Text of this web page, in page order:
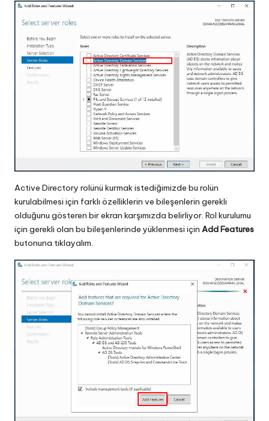
Active Directory rolünü kurmak istediğimizde bu rolün
kurulabilmesi için farklı özelliklerin ve bileşenlerin gerekli
olduğunu gösteren bir ekran karşımızda belirliyor. Rol kurulumu
için gerekli olan bu bileşenlerinde yüklenmesi için Add Features
butonuna tıklayalım.